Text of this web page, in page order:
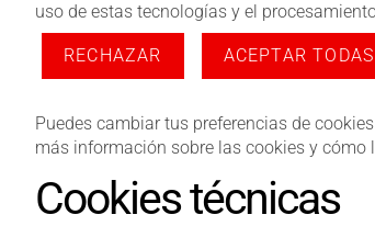
uso de estas tecnologías y el
RECHAZAR ACEPTAR
Puedes cambiar tus preferencias de
más información sobre las cookies y
Cookies técnicas